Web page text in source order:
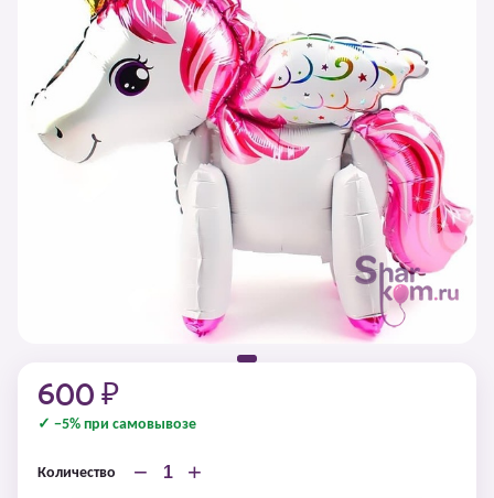
600 ₽
✓ −5% при самовывозе
Количество − +